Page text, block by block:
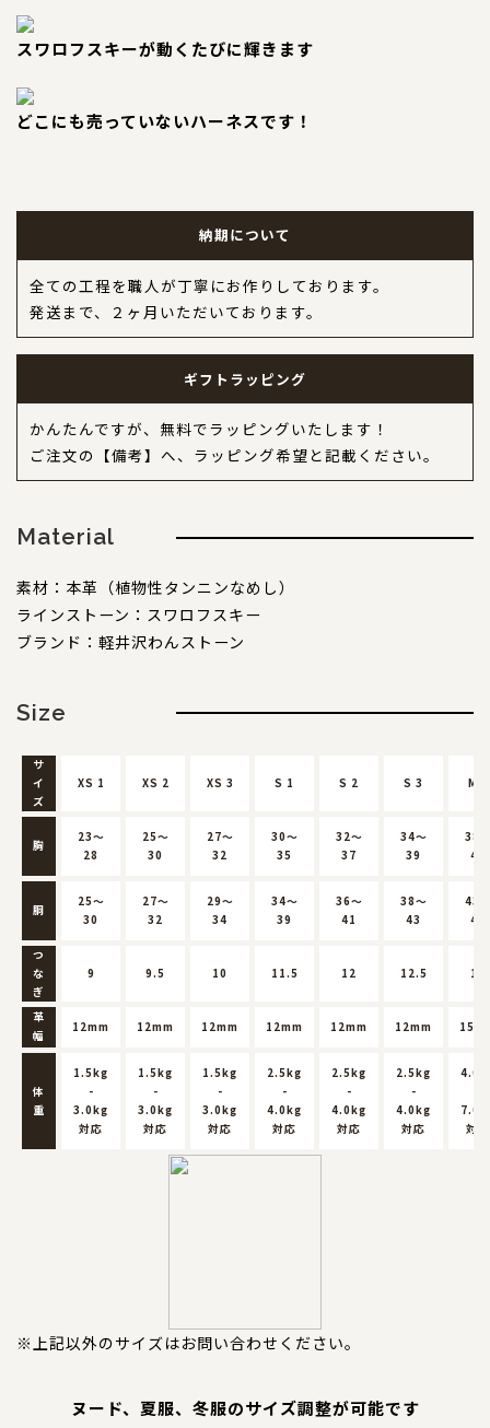
スワロフスキーが動くたびに輝きます
どこにも売っていないハーネスです！
納期について
全ての工程を職人が丁寧にお作りしております。
発送まで、２ヶ月いただいております。
ギフトラッピング
かんたんですが、無料でラッピングいたします！
ご注文の【備考】へ、ラッピング希望と記載ください。
Material
素材：本革（植物性タンニンなめし）
ラインストーン：スワロフスキー
ブランド：軽井沢わんストーン
Size
サ
イ
ズ
XS 1 XS 2 XS 3 S 1 S 2 S 3 M 1
胸
23～
28
25～
30
27～
32
30～
35
32～
37
34～
39
38
44
胴
25～
30
27～
32
29～
34
34～
39
36～
41
38～
43
43
49
つ
な
ぎ
9 9.5 10 11.5 12 12.5 13
革
幅
12mm 12mm 12mm 12mm 12mm 12mm
体
重
1.5kg
-
3.0kg
対応
1.5kg
-
3.0kg
対応
1.5kg
-
3.0kg
対応
2.5kg
-
4.0kg
対応
2.5kg
-
4.0kg
対応
2.5kg
-
4.0kg
対応
対応
※上記以外のサイズはお問い合わせください。
ヌード、夏服、冬服のサイズ調整が可能です